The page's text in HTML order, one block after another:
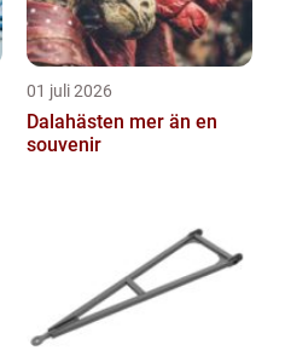
01 juli 2026
Dalahästen mer än en
souvenir